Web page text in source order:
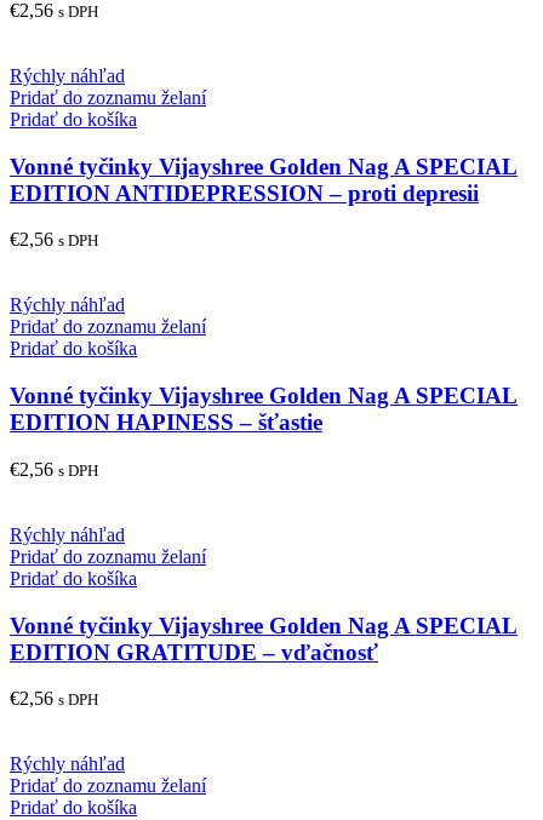
€2,56 s DPH
Rýchly náhľad
Pridať do zoznamu želaní
Pridať do košíka
Vonné tyčinky Vijayshree Golden Nag A SPECIAL
EDITION ANTIDEPRESSION – proti depresii
€2,56 s DPH
Rýchly náhľad
Pridať do zoznamu želaní
Pridať do košíka
Vonné tyčinky Vijayshree Golden Nag A SPECIAL
EDITION HAPINESS – šťastie
€2,56 s DPH
Rýchly náhľad
Pridať do zoznamu želaní
Pridať do košíka
Vonné tyčinky Vijayshree Golden Nag A SPECIAL
EDITION GRATITUDE – vďačnosť
€2,56 s DPH
Rýchly náhľad
Pridať do zoznamu želaní
Pridať do košíka